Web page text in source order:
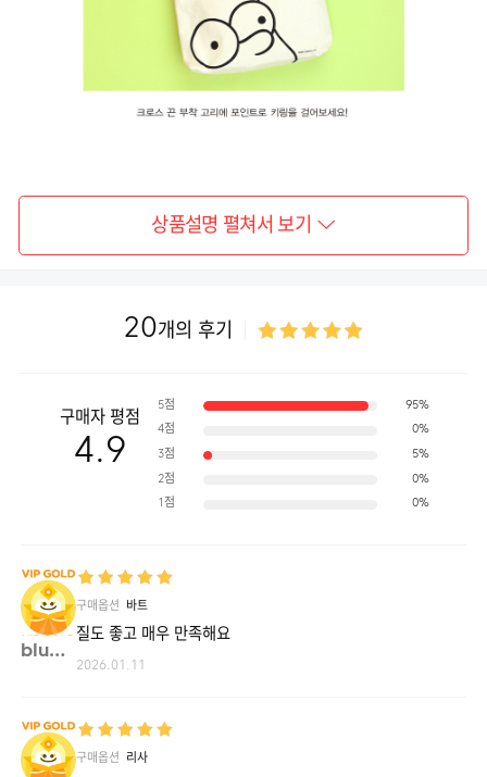
상품설명 펼쳐서 보기
20개의 후기
구매자 평점
4.9
5점 95%
4점 0%
3점 5%
2점 0%
1점 0%
blue7**
구매옵션 바트
질도 좋고 매우 만족해요
2026.01.11
구매옵션 리사